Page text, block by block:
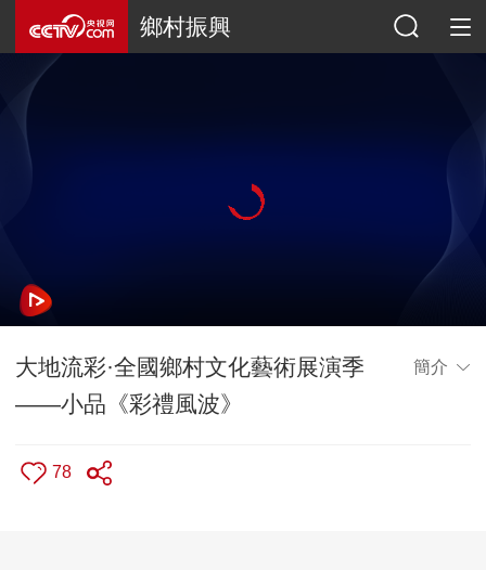
鄉村振興
大地流彩·全國鄉村文化藝術展演季
——小品《彩禮風波》
簡介
78